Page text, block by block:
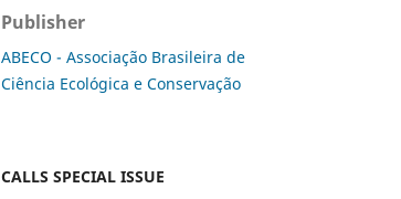
Publisher
ABECO - Associação Brasileira de
Ciência Ecológica e Conservação
CALLS SPECIAL ISSUE